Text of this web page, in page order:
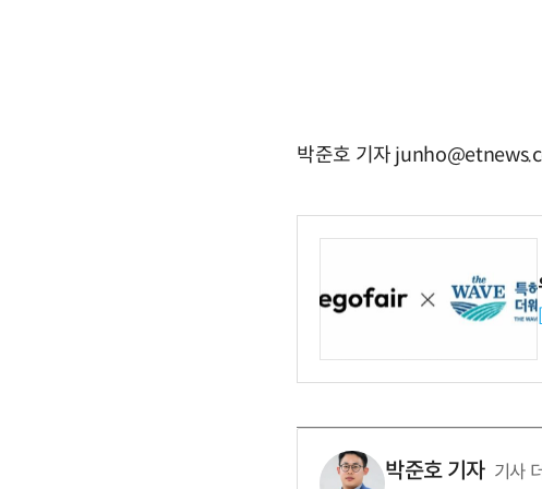
박준호 기자
박준호 기자 기사